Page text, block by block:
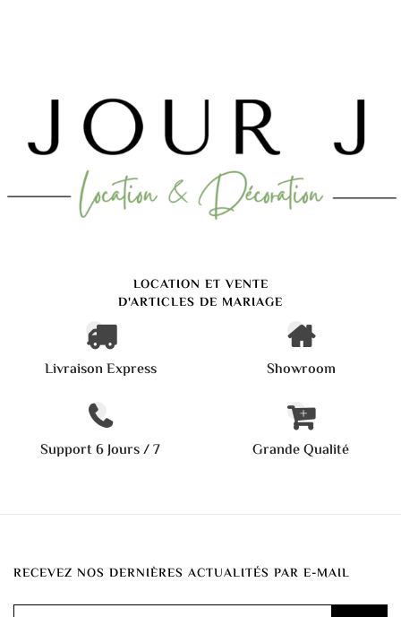
LOCATION ET VENTE
D'ARTICLES DE MARIAGE
Livraison Express Showroom
Support 6 Jours / 7 Grande Qualité
RECEVEZ NOS DERNIÈRES ACTUALITÉS PAR E-MAIL